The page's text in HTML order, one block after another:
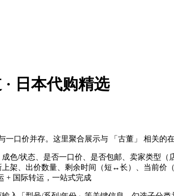
· 日本代购精选
一口价并存。这里聚合展示与 「古董」 相关的
色/状态、是否一口价、是否包邮、卖家类型（
上架、出价数量、剩余时间（短↔长）、当前价
+ 国际转运，一站式完成